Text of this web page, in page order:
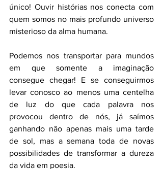
único! Ouvir histórias nos conecta com
quem somos no mais profundo universo
misterioso da alma humana.
Podemos nos transportar para mundos
em que somente a imaginação
consegue chegar! E se conseguirmos
levar conosco ao menos uma centelha
de luz do que cada palavra nos
provocou dentro de nós, já saímos
ganhando não apenas mais uma tarde
de sol, mas a semana toda de novas
possibilidades de transformar a dureza
da vida em poesia.